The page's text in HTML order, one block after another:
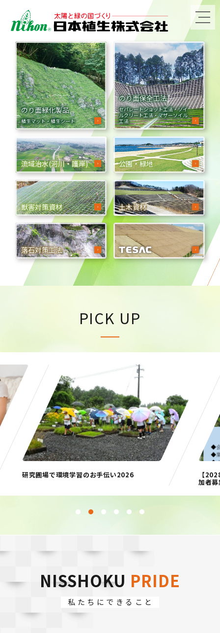
MENU
のり面緑化製品
植生マット・植生シート
のり面保全工法
セパレートショット工法・ソイ
ルクリート工法・マザーソイル
工法
流域治水(河川・護岸) 公園・緑地
落石対策工法
獣害対策資材 土木資材
PICK UP
【2028年卒向け】夏季WEB会社説明会 参 「日
サイ
4 5 6
NISSHOKU PRIDE
私たちにできること